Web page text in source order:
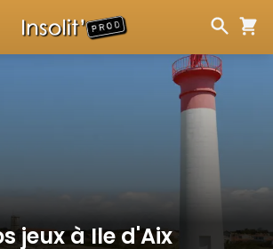
jeux àIle d'Aix